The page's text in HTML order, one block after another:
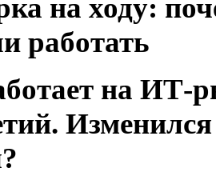
на ходу:
работать
на ИТ-